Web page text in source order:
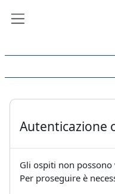
Autenticazione
Gli ospiti non
Per proseguire è